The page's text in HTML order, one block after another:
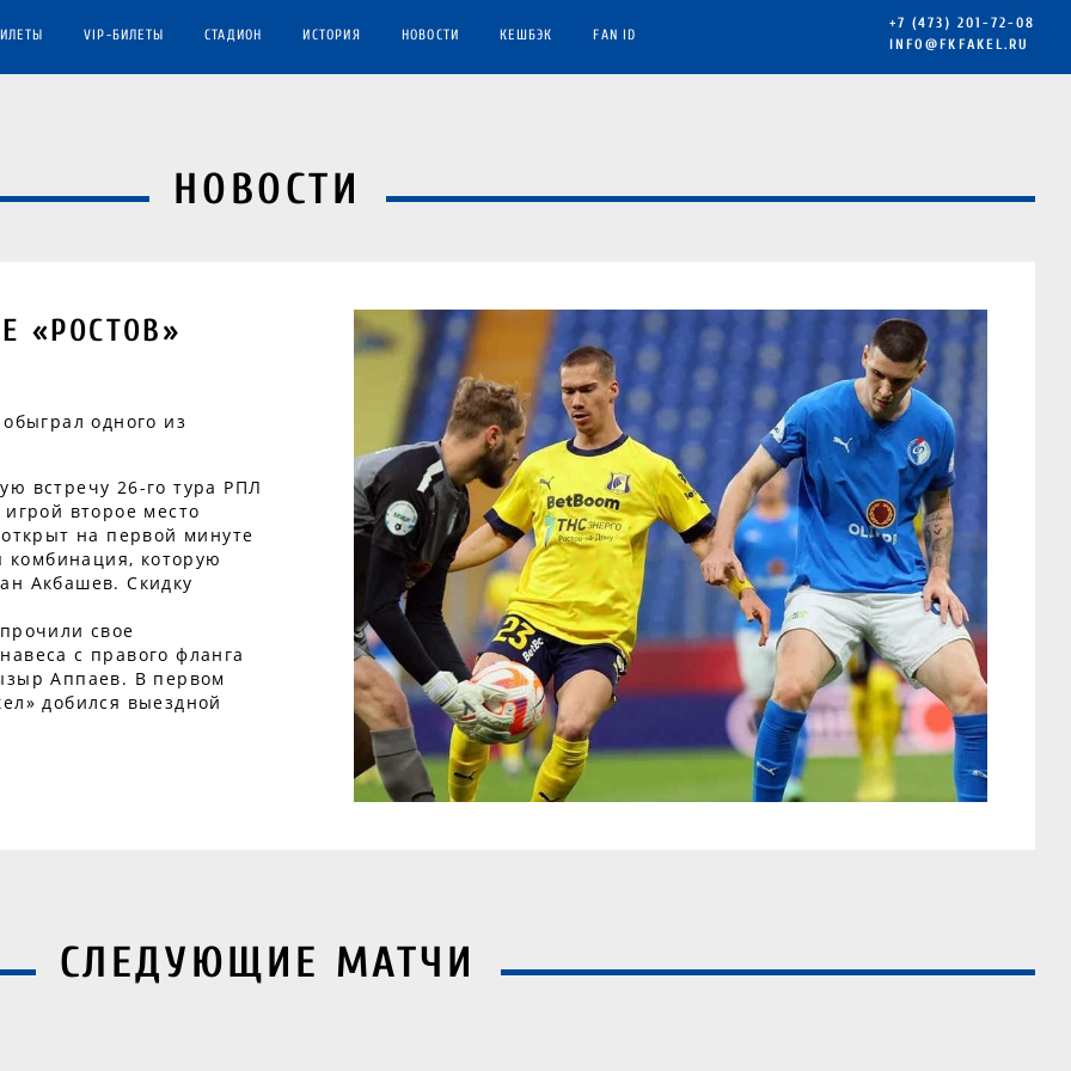
VIP-БИЛЕТЫ СТАДИОН ИСТОРИЯ НОВОСТИ КЕШБЭК FAN ID
+7 (473) 201-72-08
INFO@FKFAKEL.RU
НОВОСТИ
«РОСТОВ»
одного из
встречу 26-го тура РПЛ
второе место
на первой минуте
комбинация, которую
Акбашев. Скидку
свое
с правого фланга
Аппаев. В первом
добился выездной
СЛЕДУЮЩИЕ МАТЧИ